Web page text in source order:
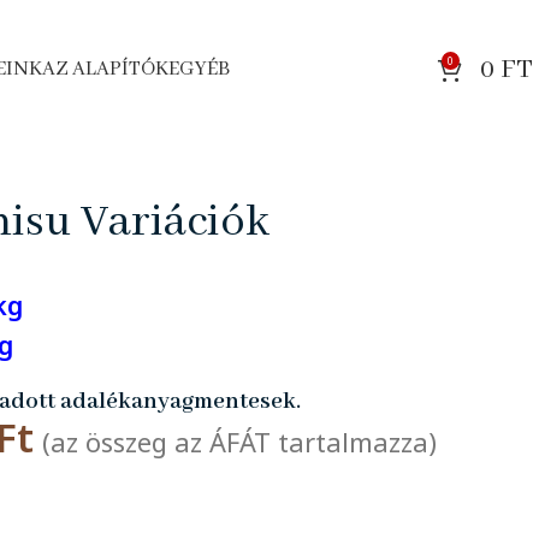
AZ ALAPÍTÓKEGYÉB 0 0 FT
Variációk
adalékanyagmentesek.
Ft (az összeg az ÁFÁT tartalmazza)